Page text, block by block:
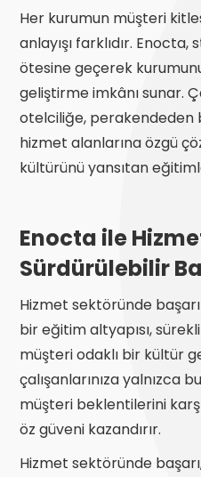
Her kurumun müşteri
anlayışı farklıdır.
ötesine geçerek
geliştirme imkânı sunar.
otelciliğe, perakendeden
hizmet alanlarına özgü
kültürünü yansıtan
Enocta ile
Sürdürülebilir
Hizmet sektöründe
bir eğitim altyapısı,
müşteri odaklı bir kültür
çalışanlarınıza yalnızca
müşteri beklentilerini
öz güveni kazandırır.
Hizmet sektöründe